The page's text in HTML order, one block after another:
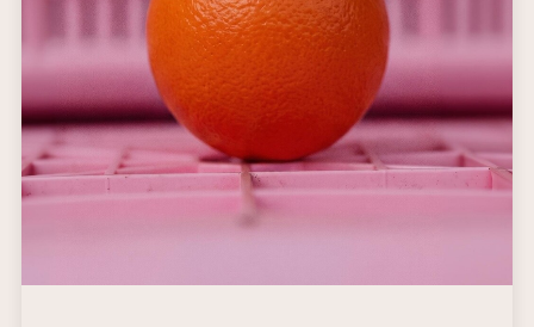
Washington Navel,
contraddistinte da
polpa bionda e
croccante, assenza di